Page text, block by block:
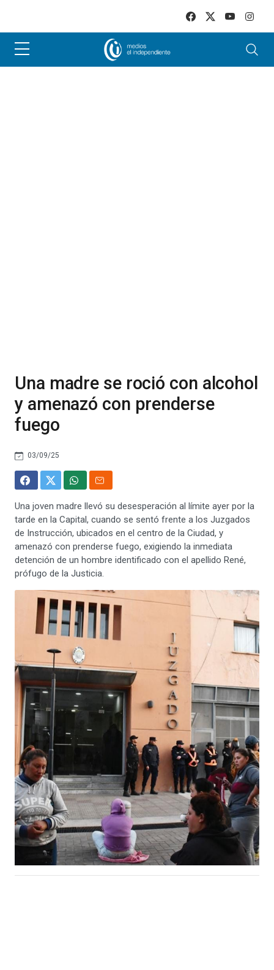
Una madre se roció con alcohol
y amenazó con prenderse
fuego
03/09/25
Una joven madre llevó su desesperación al límite ayer por la
tarde en la Capital, cuando se sentó frente a los Juzgados
de Instrucción, ubicados en el centro de la Ciudad, y
amenazó con prenderse fuego, exigiendo la inmediata
detención de un hombre identificado con el apellido René,
prófugo de la Justicia.